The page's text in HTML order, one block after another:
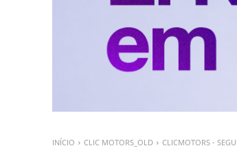
INÍCIO CLIC MOTORS_OLD CLICMOTORS -